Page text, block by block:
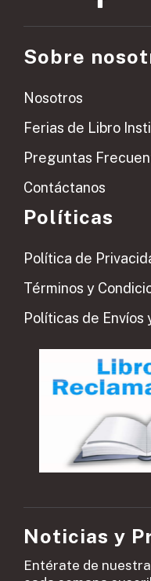
Sobre
Nosotros
Ferias de Libro
Preguntas
Contáctanos
Políticas
Política de
Términos y
Políticas de Envíos
Noticias y
Entérate de